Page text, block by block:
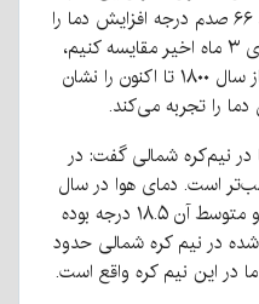
به میانگین ۳۰ سال گذشته، حدود ۶۶ صدم درجه افزایش دما را
نشان می‌دهد که اگر با متوسط دمای ۳ ماه اخیر مقایسه کنیم،
گرم‌ترین دوران تاریخی کره زمین از سال ۱۸۰۰ تا اکنون را نشان
در نیم‌کره شمالی گفت: در
است. دمای هوا در سال
۲۰۲۳ حدود ۱۹.۵ درجه بوده است و متوسط آن ۱۸.۵ درجه بوده
در نیم کره شمالی حدود